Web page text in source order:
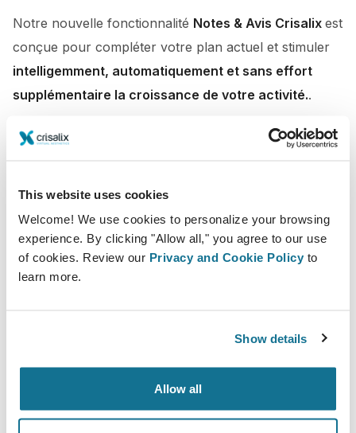
This website uses cookies
Welcome! We use cookies to personalize your browsing
experience. By clicking "Allow all," you agree to our use
of cookies. Review our Privacy and Cookie Policy to
learn more.
Show details
Allow all
Notre nouvelle fonctionnalité Notes & Avis Crisalix est
conçue pour compléter votre plan actuel et stimuler
intelligemment, automatiquement et sans effort
supplémentaire la croissance de votre activité..
Tous les avis ne se valent pas :
permettent du contenu non vérifié,
avis Crisalix est rédigé par un vrai patient qui
accède à votre application pour patients avec sa
propre adresse e-mail. Cela garantit l'authenticité et la
Donnez du pouvoir à votre site Web, à vos médias
sociaux et à d'autres contenus en ligneavec votre
atout le plus précieux : vos patients
vos meilleurs ambassadeurs, partagent leurs